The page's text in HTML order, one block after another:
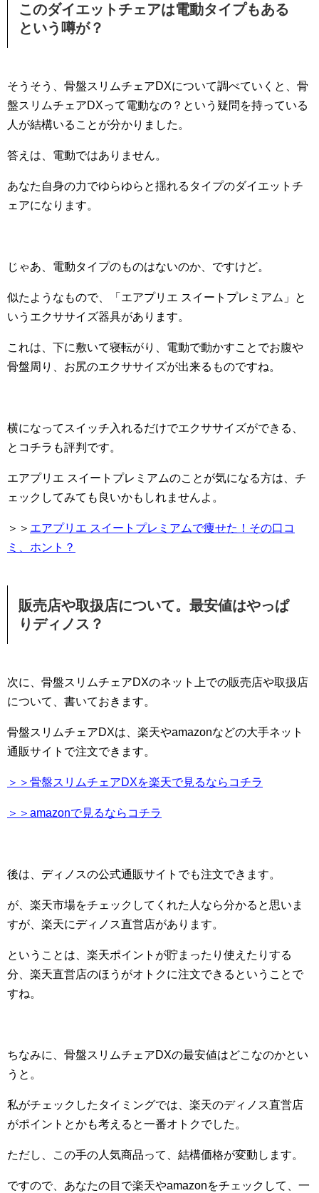
このダイエットチェアは電動タイプもある
という噂が？
そうそう、骨盤スリムチェアDXについて調べていくと、骨
盤スリムチェアDXって電動なの？という疑問を持っている
人が結構いることが分かりました。
答えは、電動ではありません。
あなた自身の力でゆらゆらと揺れるタイプのダイエットチ
ェアになります。
じゃあ、電動タイプのものはないのか、ですけど。
似たようなもので、「エアプリエ スイートプレミアム」と
いうエクササイズ器具があります。
これは、下に敷いて寝転がり、電動で動かすことでお腹や
骨盤周り、お尻のエクササイズが出来るものですね。
横になってスイッチ入れるだけでエクササイズができる、
とコチラも評判です。
エアプリエ スイートプレミアムのことが気になる方は、チ
ェックしてみても良いかもしれませんよ。
＞＞ エアプリエ スイートプレミアムで痩せた！その口コ
ミ、ホント？
販売店や取扱店について。最安値はやっぱ
りディノス？
次に、骨盤スリムチェアDXのネット上での販売店や取扱店
について、書いておきます。
骨盤スリムチェアDXは、楽天やamazonなどの大手ネット
通販サイトで注文できます。
＞＞骨盤スリムチェアDXを楽天で見るならコチラ
＞＞amazonで見るならコチラ
後は、ディノスの公式通販サイトでも注文できます。
が、楽天市場をチェックしてくれた人なら分かると思いま
すが、楽天にディノス直営店があります。
ということは、楽天ポイントが貯まったり使えたりする
分、楽天直営店のほうがオトクに注文できるということで
すね。
ちなみに、骨盤スリムチェアDXの最安値はどこなのかとい
うと。
私がチェックしたタイミングでは、楽天のディノス直営店
がポイントとかも考えると一番オトクでした。
ただし、この手の人気商品って、結構価格が変動します。
ですので、あなたの目で楽天やamazonをチェックして、一